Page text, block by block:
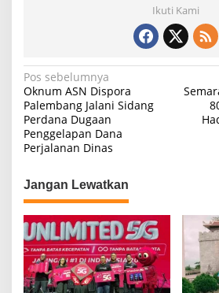
Ikuti Kami
N
a
v
i
a
s
i
p
o
Pos sebelumnya
Oknum ASN Dispora
Palembang Jalani Sidang
Perdana Dugaan
Penggelapan Dana
Perjalanan Dinas
Jangan Lewatkan